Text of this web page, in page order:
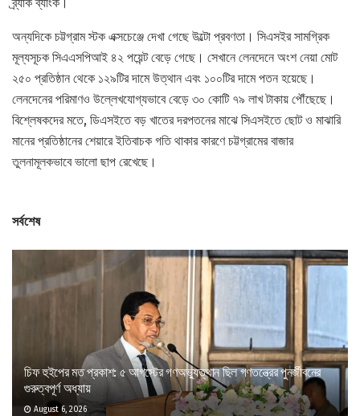
ব্র্যাক ব্যাংক।
অন্যদিকে চট্টগ্রাম স্টক এক্সচেঞ্জে দেখা গেছে উল্টো প্রবণতা। সিএসইর সামগ্রিক
মূল্যসূচক সিএএসপিআই ৪২ পয়েন্ট বেড়ে গেছে। সেখানে লেনদেনে অংশ নেয়া মোট
২৫০ প্রতিষ্ঠান থেকে ১২৯টির দামে উত্থান এবং ১০০টির দামে পতন হয়েছে।
লেনদেনের পরিমাণও উল্লেখযোগ্যভাবে বেড়ে ৩০ কোটি ৭৯ লাখ টাকায় পৌঁছেছে।
বিশ্লেষকদের মতে, ডিএসইতে বড় খাতের দরপতনের মাঝে সিএসইতে ছোট ও মাঝারি
মানের প্রতিষ্ঠানের শেয়ারে ইতিবাচক গতি থাকার কারণে চট্টগ্রামের বাজার
তুলনামূলকভাবে ভালো ছাপ রেখেছে।
সর্বশেষ
চিফ হুইপের মত প্রকাশ: ৫ আগস্টের গণঅভ্যুত্থান ছিল গণতন্ত্রের পুনর্জীবনের
গুরুত্বপূর্ণ অধ্যায়
August 6, 2026